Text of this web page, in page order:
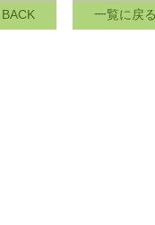
一覧に戻る